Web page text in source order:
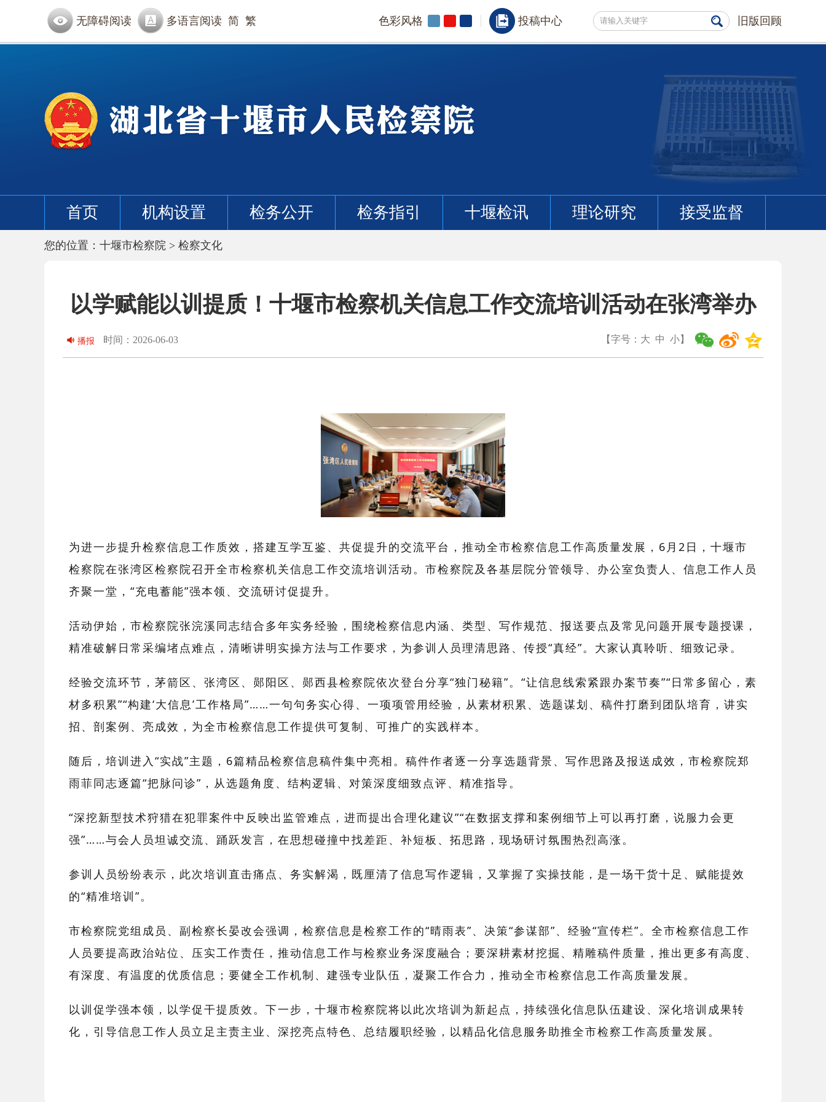
无障碍阅读 多语言阅读 简 繁 色彩风格 投稿中心 旧版回顾
首页 机构设置 检务公开 检务指引 十堰检讯 理论研究 接受监督
您的位置： 十堰市检察院 > 检察文化
以学赋能以训提质！十堰市检察机关信息工作交流培训活动在张湾举办
【字号： 大 中 小】
播报 时间：2026-06-03
为进一步提升检察信息工作质效，搭建互学互鉴、共促提升的交流平台，推动全市检察信息工作高质量发展， 6月2日，十堰市
检察院在张湾区检察院召开全市检察机关信息工作交流培训活动。市检察院及各基层院分管领导、办公室负责人、信息工作人员
齐聚一堂，“充电蓄能”强本领、交流研讨促提升。
活动伊始，市检察院张浣溪同志结合多年实务经验，围绕检察信息内涵、类型、写作规范、报送要点及常见问题开展专题授课，
精准破解日常采编堵点难点，清晰讲明实操方法与工作要求，为参训人员理清思路、传授“真经”。大家认真聆听、细致记录。
经验交流环节，茅箭区、张湾区、郧阳区、郧西县检察院依次登台分享“独门秘籍”。“让信息线索紧跟办案节奏”“日常多留心，素
材多积累”“构建‘大信息’工作格局”……一句句务实心得、一项项管用经验，从素材积累、选题谋划、稿件打磨到团队培育，讲实
招、剖案例、亮成效，为全市检察信息工作提供可复制、可推广的实践样本。
随后，培训进入 “实战”主题，6篇精品检察信息稿件集中亮相。稿件作者逐一分享选题背景、写作思路及报送成效，市检察院郑
雨菲同志逐篇“把脉问诊”，从选题角度、结构逻辑、对策深度细致点评、精准指导。
“深挖新型技术狩猎在犯罪案件中反映出监管难点，进而提出合理化建议”“在数据支撑和案例细节上可以再打磨，说服力会更
强”……与会人员坦诚交流、踊跃发言，在思想碰撞中找差距、补短板、拓思路，现场研讨氛围热烈高涨。
参训人员纷纷表示，此次培训直击痛点、务实解渴，既厘清了信息写作逻辑，又掌握了实操技能，是一场干货十足、赋能提效
的“精准培训”。
市检察院党组成员、副检察长晏改会强调，检察信息是检察工作的“晴雨表”、决策“参谋部”、经验“宣传栏”。全市检察信息工作
人员要提高政治站位、压实工作责任，推动信息工作与检察业务深度融合；要深耕素材挖掘、精雕稿件质量，推出更多有高度、
有深度、有温度的优质信息；要健全工作机制、建强专业队伍，凝聚工作合力，推动全市检察信息工作高质量发展。
以训促学强本领，以学促干提质效。下一步，十堰市检察院将以此次培训为新起点，持续强化信息队伍建设、深化培训成果转
化，引导信息工作人员立足主责主业、深挖亮点特色、总结履职经验，以精品化信息服务助推全市检察工作高质量发展。